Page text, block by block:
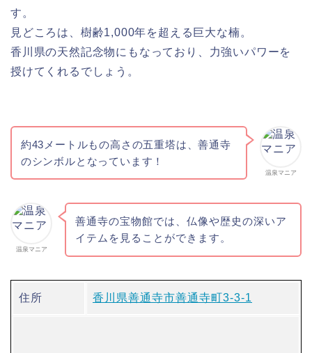
す。
見どころは、樹齢1,000年を超える巨大な楠。
香川県の天然記念物にもなっており、力強いパワーを
授けてくれるでしょう。
温泉マニア
約43メートルもの高さの五重塔は、善通寺
のシンボルとなっています！
温泉マニア
善通寺の宝物館では、仏像や歴史の深いア
イテムを見ることができます。
住所 香川県善通寺市善通寺町3-3-1